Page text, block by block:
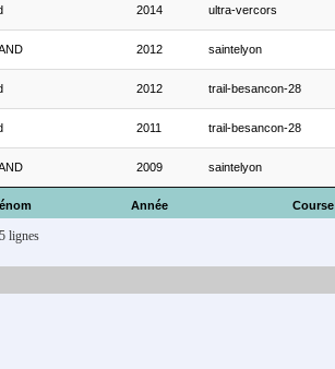
Année Course
2014 ultra-vercors
2012 saintelyon
2012 trail-besancon-28
2011 trail-besancon-28
2009 saintelyon
lignes